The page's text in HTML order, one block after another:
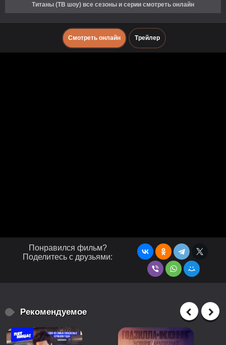
Титаны (ТВ шоу) все сезоны и серии смотреть онлайн
Смотреть онлайн Трейлер
Понравился фильм?
Поделитесь с друзьями:
Рекомендуемое